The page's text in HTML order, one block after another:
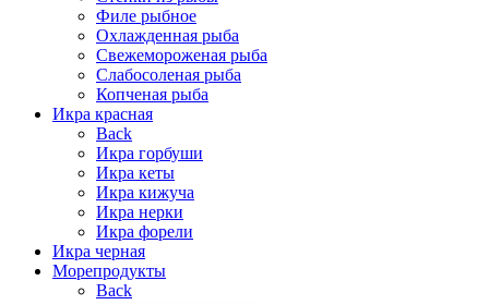
Филе рыбное
Охлажденная рыба
Свежемороженая рыба
Слабосоленая рыба
Копченая рыба
Икра красная
Back
Икра горбуши
Икра кеты
Икра кижуча
Икра нерки
Икра форели
Икра черная
Морепродукты
Back